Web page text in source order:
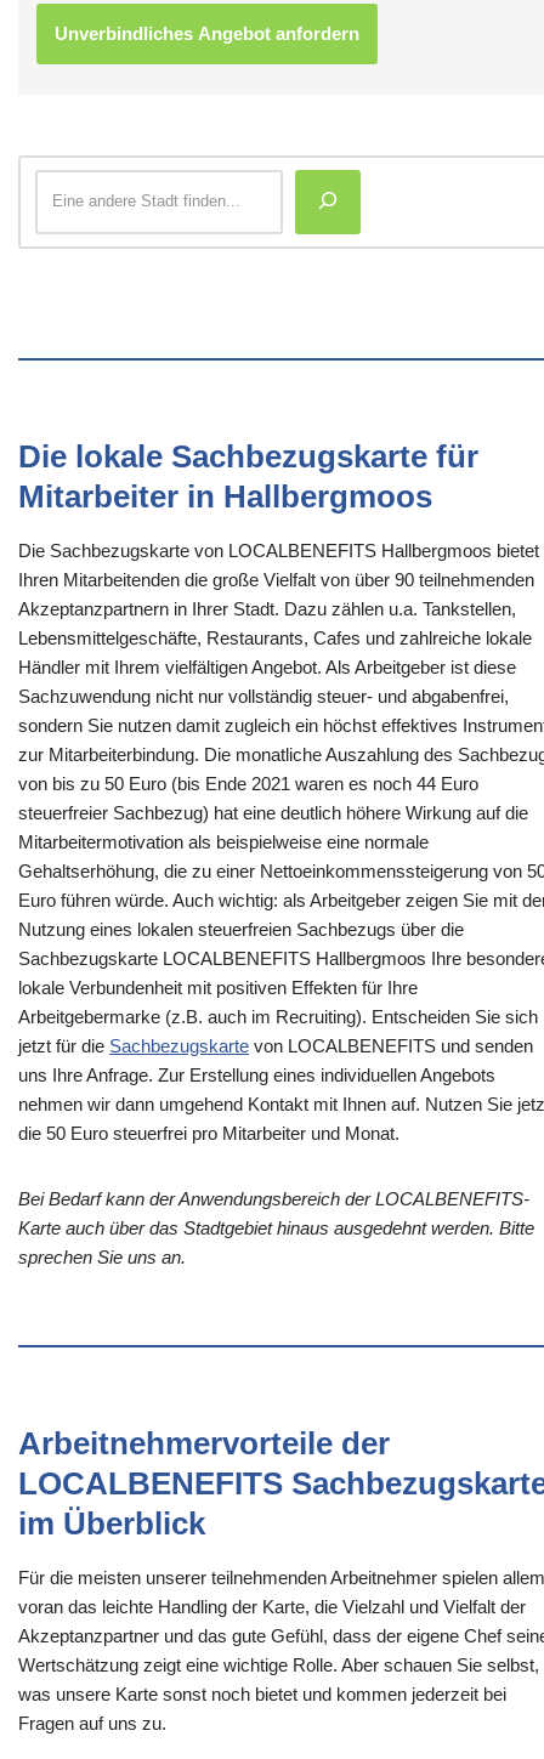
Die lokale Sachbezugskarte für
Mitarbeiter in Hallbergmoos
Die Sachbezugskarte von LOCALBENEFITS Hallbergmoos bietet
Ihren Mitarbeitenden die große Vielfalt von über 90 teilnehmenden
Akzeptanzpartnern in Ihrer Stadt. Dazu zählen u.a. Tankstellen,
Lebensmittelgeschäfte, Restaurants, Cafes und zahlreiche lokale
Händler mit Ihrem vielfältigen Angebot. Als Arbeitgeber ist diese
Sachzuwendung nicht nur vollständig steuer- und abgabenfrei,
sondern Sie nutzen damit zugleich ein höchst effektives
zur Mitarbeiterbindung. Die monatliche Auszahlung des
von bis zu 50 Euro (bis Ende 2021 waren es noch 44 Euro
steuerfreier Sachbezug) hat eine deutlich höhere Wirkung auf die
Mitarbeitermotivation als beispielweise eine normale
Gehaltserhöhung, die zu einer Nettoeinkommenssteigerung von
Euro führen würde. Auch wichtig: als Arbeitgeber zeigen Sie mit
Nutzung eines lokalen steuerfreien Sachbezugs über die
Sachbezugskarte LOCALBENEFITS Hallbergmoos Ihre
lokale Verbundenheit mit positiven Effekten für Ihre
Arbeitgebermarke (z.B. auch im Recruiting). Entscheiden Sie sich
jetzt für die Sachbezugskarte von LOCALBENEFITS und senden
uns Ihre Anfrage. Zur Erstellung eines individuellen Angebots
nehmen wir dann umgehend Kontakt mit Ihnen auf. Nutzen Sie
die 50 Euro steuerfrei pro Mitarbeiter und Monat.
Bei Bedarf kann der Anwendungsbereich der LOCALBENEFITS-
Karte auch über das Stadtgebiet hinaus ausgedehnt werden. Bitte
sprechen Sie uns an.
Arbeitnehmervorteile der
LOCALBENEFITS
im Überblick
Für die meisten unserer teilnehmenden Arbeitnehmer spielen allem
voran das leichte Handling der Karte, die Vielzahl und Vielfalt der
Akzeptanzpartner und das gute Gefühl, dass der eigene Chef
Wertschätzung zeigt eine wichtige Rolle. Aber schauen Sie selbst,
was unsere Karte sonst noch bietet und kommen jederzeit bei
Fragen auf uns zu.